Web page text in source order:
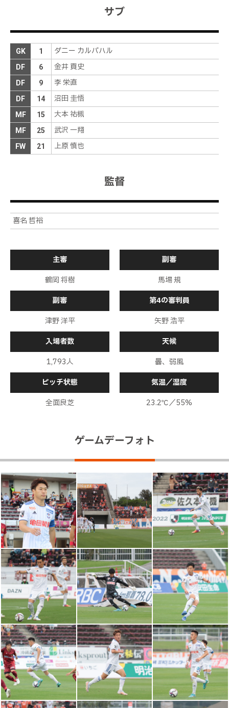
前半44分 谷口が後ろから倒されてＰＫを獲得する
前半43分
Ｉシノヅカがペナルティエリア左に進入して右足を
強振する。ボールは勢いよく飛ぶが、枠の左に外れ
てしまう
前半41分
受けると、カットインしてペナルティエリア内にパ
スを送る。高木が反応するが、相手に阻まれてしま
う
前半39分 池田にイエローカード
谷口が味方からの浮き球のパスに反応してペナルテ
かれてしまう
前半30分
Ｉシノヅカが左サイドの敵陣浅い位置でボールをキ
高木が右サイドの敵陣深くで味方からのパスを受け
るが、オフサイドの判定となってしまう
高が敵陣中央でＩシノヅカからの横パスを受ける
と、右足で前にパスを送る。しかし、相手にカット
されてしまう
小島を中心に最終ラインでゆっくりとボールを回す
キッカーの高木が短い助走から右足でふわりとした
浮き球のパスをペナルティエリア中央に送るが、味
Ｉシノヅカが味方からのスルーパスに反応して左サ
左に進入するが、オフサイドの判定となってしまう
前半15分
Ｉシノヅカがドリブルでペナルティエリア手前の左
まで運ぶが、上原牧に阻まれてしまう
前半10分 草野が得点
前半 9分
Ｉシノヅカがペナルティエリア手前の中央で味方か
らのパスを受けると、反転して前にドリブルでボー
ルを運ぶ。しかし、相手に阻まれてしまう
前半6分
谷口が味方からの浮き球のパスを受けると、ペナル
ティエリア右に進入して走りながら右足を振り抜
く。しかし、田口にセーブされてしまう
前半 5分
松田が右サイドの敵陣深くで味方からの縦パスを受
けるが、オフサイドの判定となってしまう
前半0分
琉球の直近５試合は０勝２分け３敗。新潟の直近５試合は４
勝１分け０敗。両者の過去対戦成績は４勝１分け１敗と新潟
の勝ち越し
前半0分 新潟ボールでキックオフ、試合開始
サブ
GK 1 ダニー カルバハル
DF 6 金井 貢史
DF 9 李 栄直
DF 14 沼田 圭悟
MF 15 大本 祐槻
MF 25 武沢 一翔
FW 21 上原 慎也
監督
喜名 哲裕
主審
鶴岡 将樹
副審
馬場 規
副審
津野 洋平
第4の審判員
矢野 浩平
入場者数
1,793人
天候
曇、弱風
ピッチ状態
全面良芝
気温／湿度
23.2℃／55%
ゲームデーフォト